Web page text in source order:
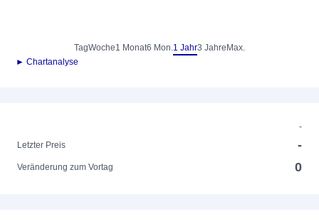
TagWoche1 Monat6 Mon.1 Jahr3 Jahre Max.
► Chartanalyse
-
Letzter Preis
-
Veränderung zum Vortag 0